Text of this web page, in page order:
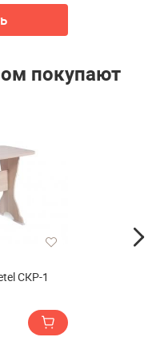
покупают
СКР-1